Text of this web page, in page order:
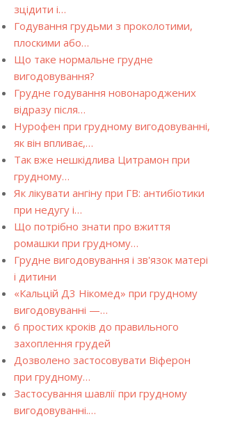
зцідити і…
Годування грудьми з проколотими,
плоскими або…
Що таке нормальне грудне
вигодовування?
Грудне годування новонароджених
відразу після…
Нурофен при грудному вигодовуванні,
як він впливає,…
Так вже нешкідлива Цитрамон при
грудному…
Як лікувати ангіну при ГВ: антибіотики
при недугу і…
Що потрібно знати про вжиття
ромашки при грудному…
Грудне вигодовування і зв'язок матері
і дитини
«Кальцій Д3 Нікомед» при грудному
вигодовуванні —…
6 простих кроків до правильного
захоплення грудей
Дозволено застосовувати Віферон
при грудному…
Застосування шавлії при грудному
вигодовуванні.…